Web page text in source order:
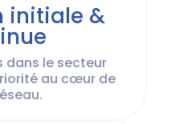
initiale &
dans le secteur
au cœur de